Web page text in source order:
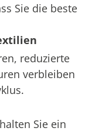
Sie die beste
reduzierte
verbleiben
Sie ein